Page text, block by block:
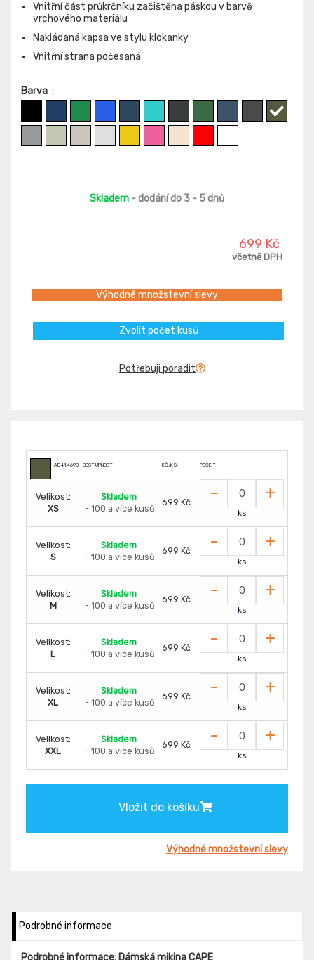
Vnitřní část průkrčníku začištěna páskou v barvě
vrchového materiálu
Nakládaná kapsa ve stylu klokanky
Vnitřní strana počesaná
Barva :
Skladem - dodání do 3 - 5 dnů
699 Kč
včetně DPH
Výhodné množstevní slevy
Zvolit počet kusů
Potřebuji poradit
AD4146900 DOSTUPNOST KČ/KS: POČET
Velikost:
XS
Skladem
- 100 a více kusů
699 Kč - +
ks
Velikost:
S
Skladem
- 100 a více kusů
699 Kč - +
ks
Velikost:
M
Skladem
- 100 a více kusů
699 Kč - +
ks
Velikost:
L
Skladem
- 100 a více kusů
699 Kč - +
ks
Velikost:
XL
Skladem
- 100 a více kusů
699 Kč - +
ks
Velikost:
XXL
Skladem
- 100 a více kusů
699 Kč - +
ks
Vložit do košíku
Výhodné množstevní slevy
Podrobné informace